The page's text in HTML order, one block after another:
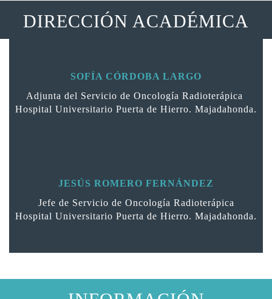
DIRECCIÓN ACADÉMICA
SOFÍA CÓRDOBA LARGO
Adjunta del Servicio de Oncología Radioterápica
Hospital Universitario Puerta de Hierro. Majadahonda.
JESÚS ROMERO FERNÁNDEZ
Jefe de Servicio de Oncología Radioterápica
Hospital Universitario Puerta de Hierro. Majadahonda.